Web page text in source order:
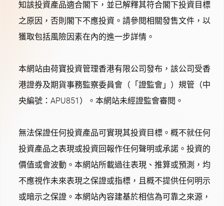
知該投資產品適合閣下，並已解釋其符合閣下投資目標
之原因，否則閣下不應投資。請參閱相關發售文件，以
獲取包括風險因素在內的進一步詳情。
本網站由荷寶投資管理香港有限公司發布，該公司受香
港證券及期貨事務監察委員會（「證監會」）規管（中
央編號：APU851）。本網站未經證監會審閱。
無法保證任何投資產品可實現其投資目標。概不就任何
投資產品之表現或投資回報作任何聲明或承諾。投資的
價值或會波動。本網站所載過往表現、推算或預測，均
不應視作未來表現之保證或指標，且概不提供任何明示
或暗示之保證。本網站內容建基於相信為可靠之來源，